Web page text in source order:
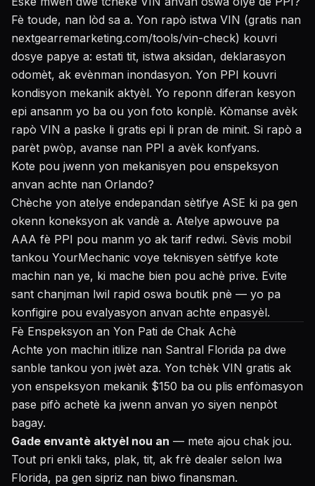
Fè toude, nan lòd sa a. Yon rapò istwa VIN (gratis nan
nextgearremarketing.com/tools/vin-check) kouvri
dosye papye a: estati tit, istwa aksidan, deklarasyon
odomèt, ak evènman inondasyon. Yon PPI kouvri
kondisyon mekanik aktyèl. Yo reponn diferan kesyon
epi ansanm yo ba ou yon foto konplè. Kòmanse avèk
rapò VIN a paske li gratis epi li pran de minit. Si rapò a
parèt pwòp, avanse nan PPI a avèk konfyans.
Kote pou jwenn yon mekanisyen pou enspeksyon
anvan achte nan Orlando?
Chèche yon atelye endepandan sètifye ASE ki pa gen
okenn koneksyon ak vandè a. Atelye apwouve pa
AAA fè PPI pou manm yo ak tarif redwi. Sèvis mobil
tankou YourMechanic voye teknisyen sètifye kote
machin nan ye, ki mache bien pou achè prive. Evite
sant chanjman lwil rapid oswa boutik pnè — yo pa
konfigire pou evalyasyon anvan achte enpasyèl.
Fè Enspeksyon an Yon Pati de Chak Achè
Achte yon machin itilize nan Santral Florida pa dwe
sanble tankou yon jwèt aza. Yon tchèk VIN gratis ak
yon enspeksyon mekanik $150 ba ou plis enfòmasyon
pase pifò achetè ka jwenn anvan yo siyen nenpòt
bagay.
Gade envantè aktyèl nou an — mete ajou chak jou.
Tout pri enkli taks, plak, tit, ak frè dealer selon lwa
Florida, pa gen sipriz nan biwo finansman.